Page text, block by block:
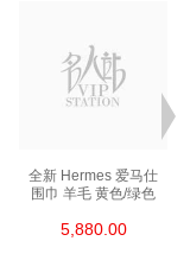
全新 Hermes 爱马仕
围巾 羊毛 黄色/绿色
5,880.00